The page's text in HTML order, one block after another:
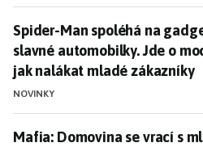
Spider-Man spoléhá na
Spider-Man spoléhá na
slavné automobilky. Jde o
jak nalákat mladé zákazníky
NOVINKY
Mafia: Domovina se vrací s
Mafia: Domovina se vrací s